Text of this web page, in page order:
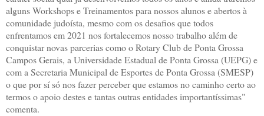
alguns Workshops e Treinamentos para nossos alunos e abertos à
comunidade judoísta, mesmo com os desafios que todos
enfrentamos em 2021 nos fortalecemos nosso trabalho além de
conquistar novas parcerias como o Rotary Club de Ponta Grossa
Campos Gerais, a Universidade Estadual de Ponta Grossa (UEPG) e
com a Secretaria Municipal de Esportes de Ponta Grossa (SMESP)
o que por sí só nos fazer perceber que estamos no caminho certo ao
termos o apoio destes e tantas outras entidades importantíssimas"
comenta.